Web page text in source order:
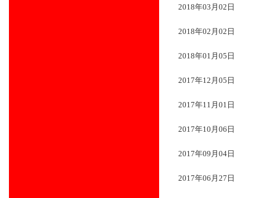
2018年03月02日
2018年02月02日
2018年01月05日
2017年12月05日
2017年11月01日
2017年10月06日
2017年09月04日
2017年06月27日